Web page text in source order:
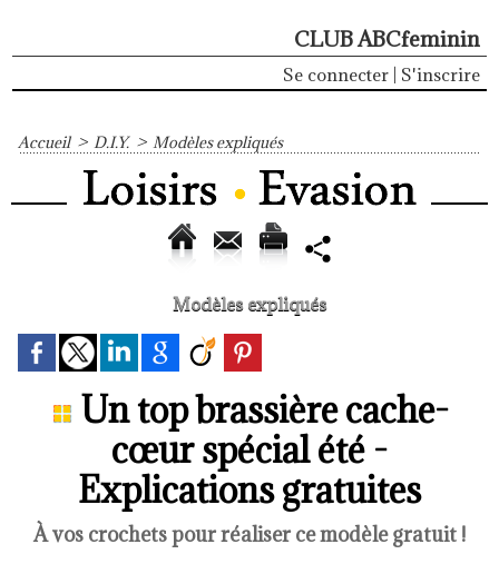
CLUB ABCfeminin
Se connecter S'inscrire
Accueil > D.I.Y. > Modèles expliqués
Modèles expliqués
Un top brassière cache-
cœur spécial été -
Explications gratuites
À vos crochets pour réaliser ce modèle gratuit !